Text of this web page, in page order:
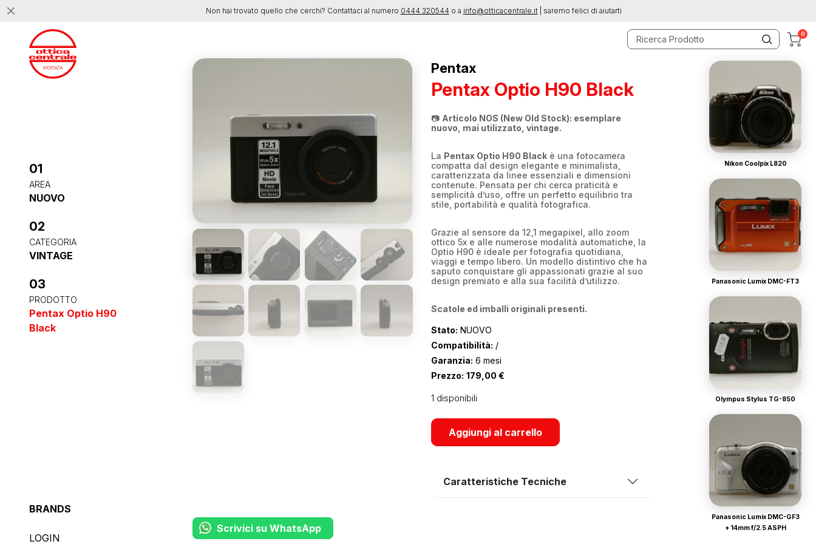
0
01
AREA
NUOVO
02
CATEGORIA
VINTAGE
03
PRODOTTO
Pentax Optio H90
Black
BRANDS
LOGIN
Pentax
Pentax Optio H90 Black
📷 Articolo NOS (New Old Stock): esemplare
nuovo, mai utilizzato, vintage.
La Pentax Optio H90 Blackè una fotocamera
compatta dal design elegante e minimalista,
caratterizzata da linee essenziali e dimensioni
contenute. Pensata per chi cerca praticità e
semplicità d’uso, offre un perfetto equilibrio tra
stile, portabilità e qualità fotografica.
Grazie al sensore da 12,1 megapixel, allo zoom
ottico 5x e alle numerose modalità automatiche, la
Optio H90 è ideale per fotografia quotidiana,
viaggi e tempo libero. Un modello distintivo che ha
saputo conquistare gli appassionati grazie al suo
design premiato e alla sua facilità d’utilizzo.
Scatole ed imballi originali presenti.
Stato: NUOVO
Compatibilità: /
Garanzia: 6 mesi
Prezzo: 179,00 €
1 disponibili
Aggiungi al carrello
Caratteristiche Tecniche
Scrivici su WhatsApp
Nikon Coolpix L820
Panasonic Lumix DMC-FT3
Olympus Stylus TG-850
Panasonic Lumix DMC-GF3
+ 14mm f/2.5 ASPH
Non hai trovato quello che cerchi? Contattaci al numero 0444 320544 o a info@otticacentrale.it| saremo felici di aiutarti